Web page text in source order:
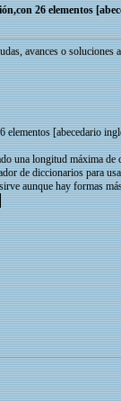
26 elementos
avances o soluciones
[abecedario
longitud máxima de
para usar
hay formas más